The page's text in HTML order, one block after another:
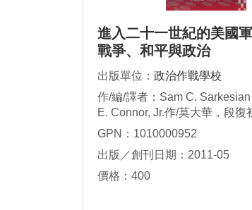
進入二十一世紀的美國
戰爭、和平與政治
出版單位： 政治作戰學校
作/編/譯者：Sam C.
E. Connor, Jr.作/莫大華，段復
譯
GPN：1010000952
出版／創刊日期：2011-05
價格：400